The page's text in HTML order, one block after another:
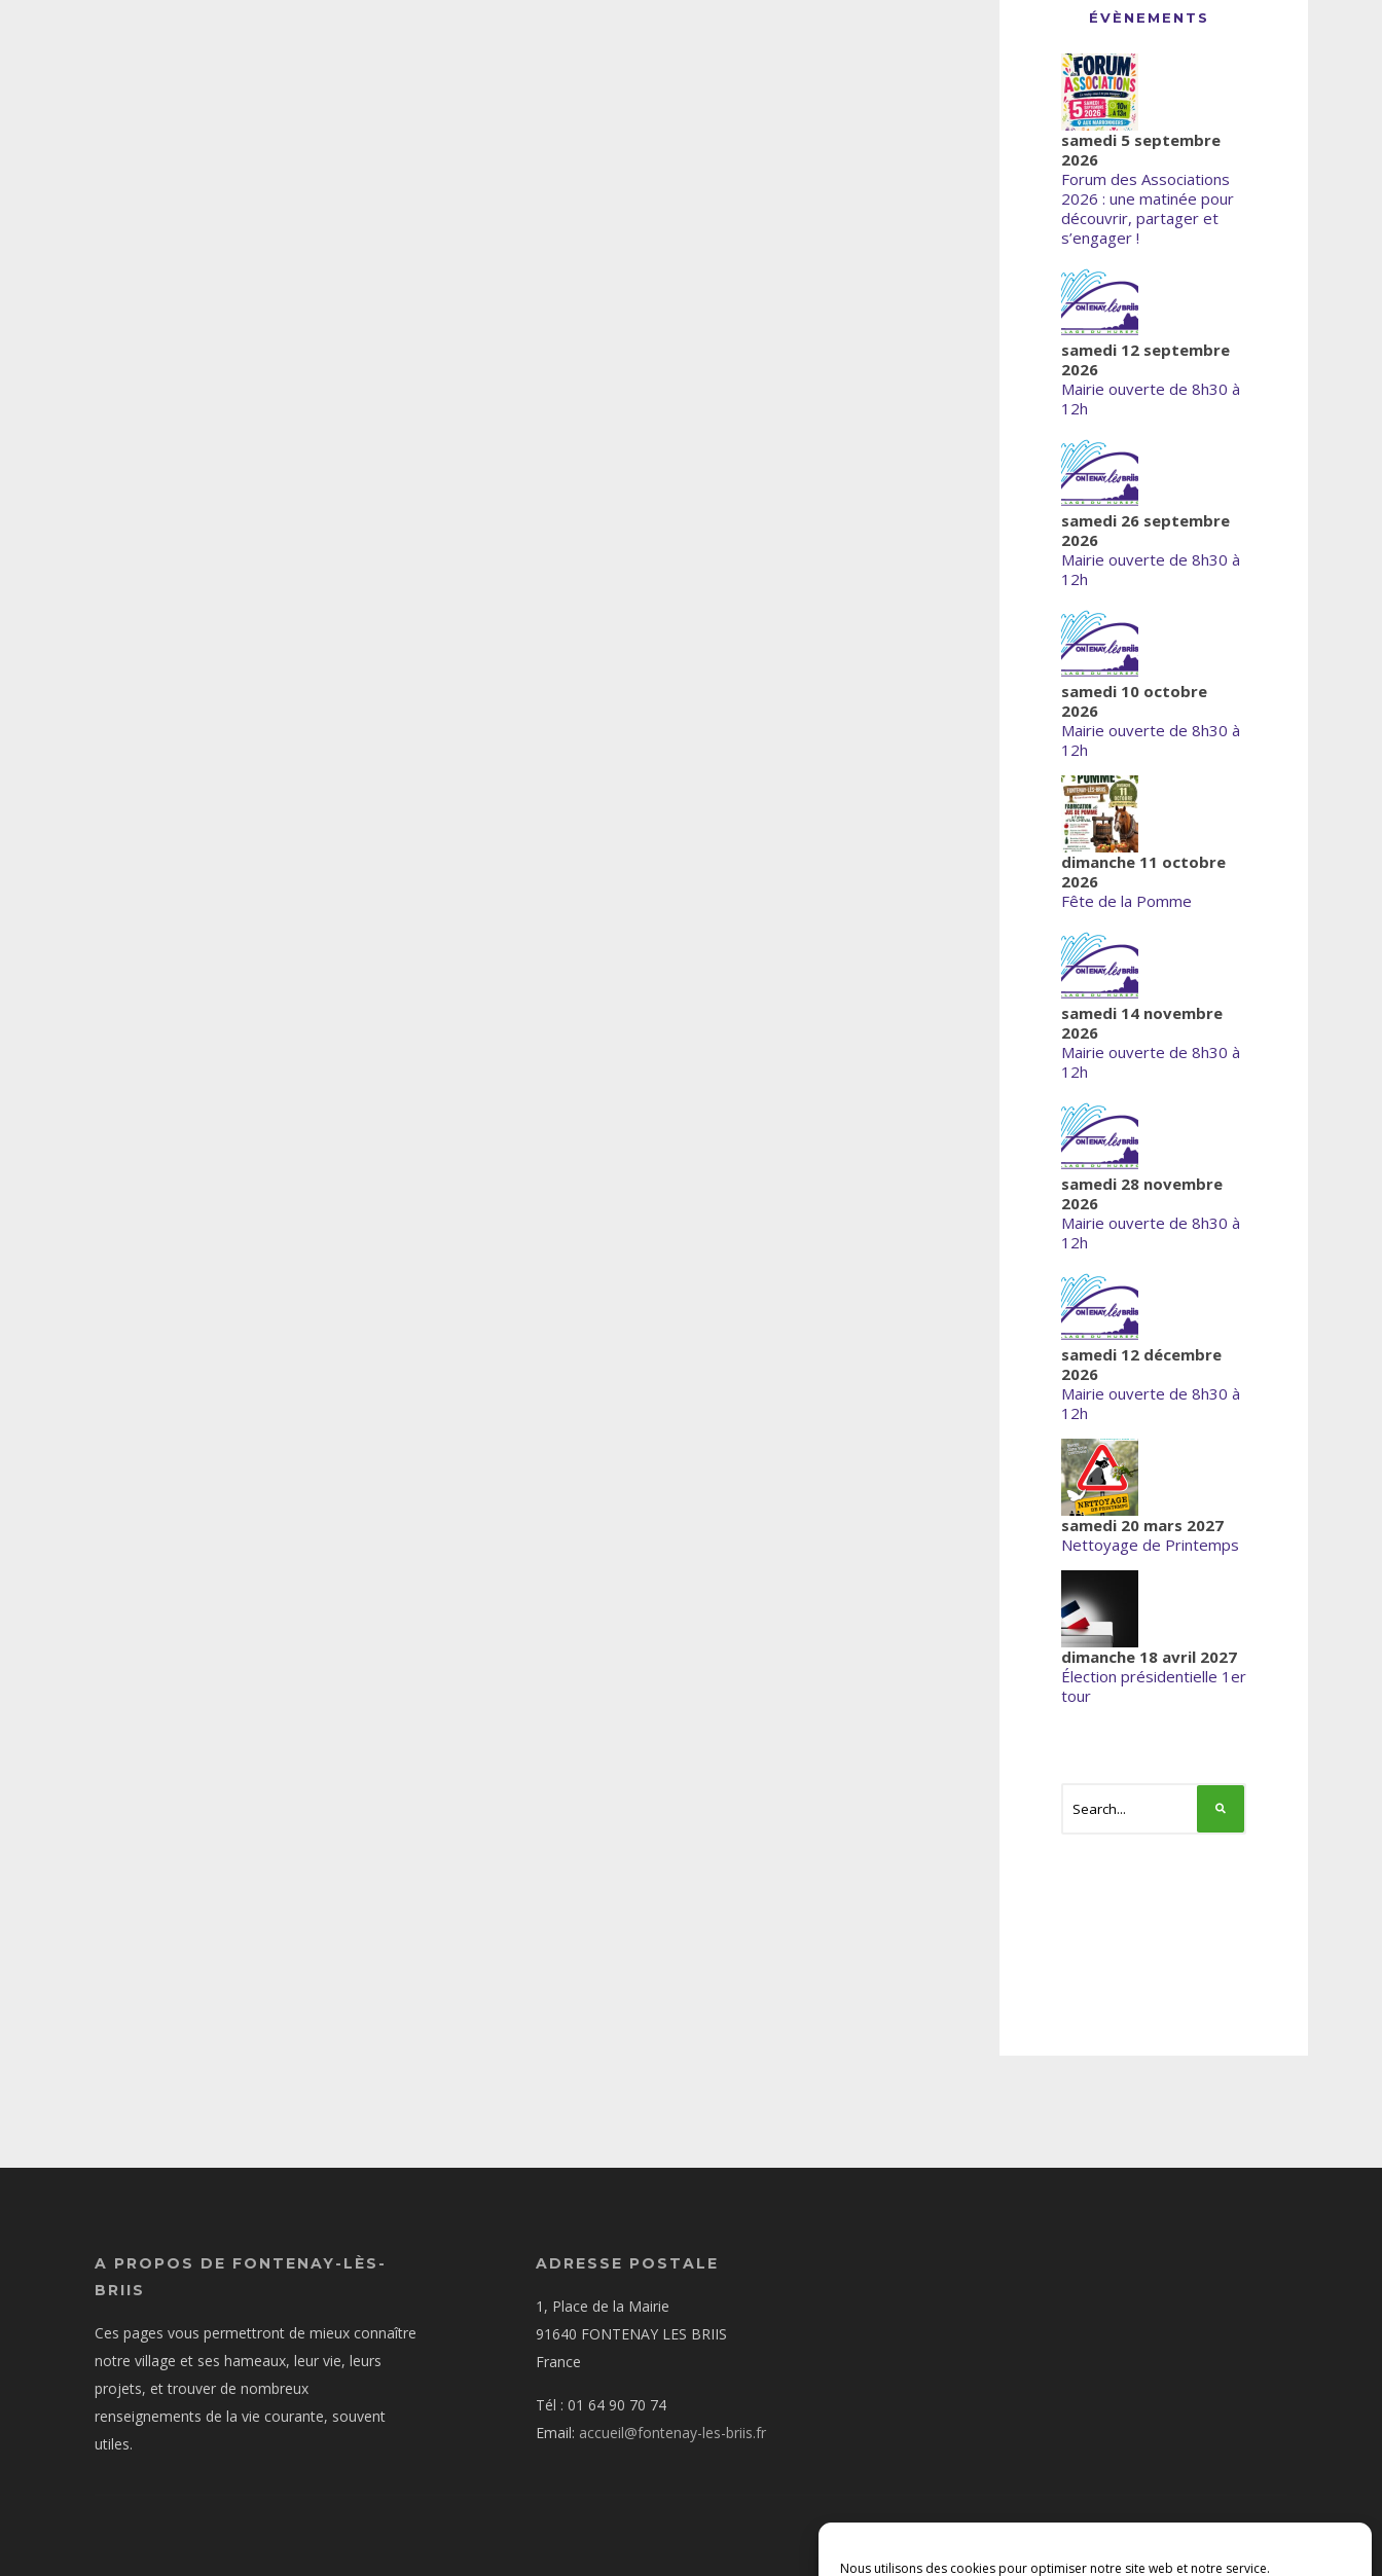
Nous utilisons des cookies pour optimiser notre site web et notre service.
ÉVÈNEMENTS
samedi 5 septembre
2026
Forum des Associations
2026 : une matinée pour
découvrir, partager et
s’engager !
samedi 12 septembre
2026
Mairie ouverte de 8h30 à
12h
samedi 26 septembre
2026
Mairie ouverte de 8h30 à
12h
samedi 10 octobre
2026
Mairie ouverte de 8h30 à
12h
dimanche 11 octobre
2026
Fête de la Pomme
samedi 14 novembre
2026
Mairie ouverte de 8h30 à
12h
samedi 28 novembre
2026
Mairie ouverte de 8h30 à
12h
samedi 12 décembre
2026
Mairie ouverte de 8h30 à
12h
samedi 20 mars 2027
Nettoyage de Printemps
dimanche 18 avril 2027
Élection présidentielle 1er
tour
A PROPOS DE FONTENAY-LÈS-
BRIIS
Ces pages vous permettront de mieux connaître
notre village et ses hameaux, leur vie, leurs
projets, et trouver de nombreux
renseignements de la vie courante, souvent
utiles.
ADRESSE POSTALE
1, Place de la Mairie
91640 FONTENAY LES BRIIS
France
Tél : 01 64 90 70 74
Email: accueil@fontenay-les-briis.fr